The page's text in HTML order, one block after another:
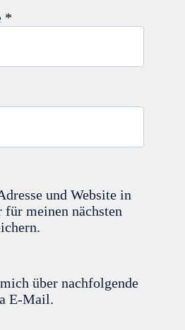
*
und Website in
für meinen nächsten
über nachfolgende
E-Mail.